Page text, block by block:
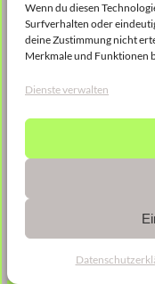
Wenn du diesen
Surfverhalten oder
deine Zustimmung nicht
Merkmale und Funktionen
Dienste verwalten